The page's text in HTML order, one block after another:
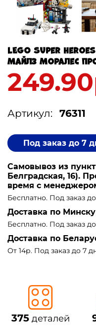
LEGO Super
Майлз Моралес
Артикул: 76311
Под заказ до 7
Самовывоз из
Белградская, 16).
время с
Бесплатно. Под заказ
Доставка по
Бесплатно. Под заказ
Доставка по
От 14р. Под заказ до 7
375 деталей